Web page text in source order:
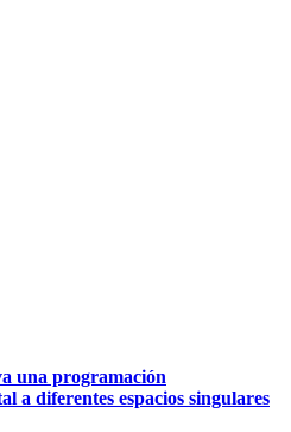
una programación
a diferentes espacios singulares